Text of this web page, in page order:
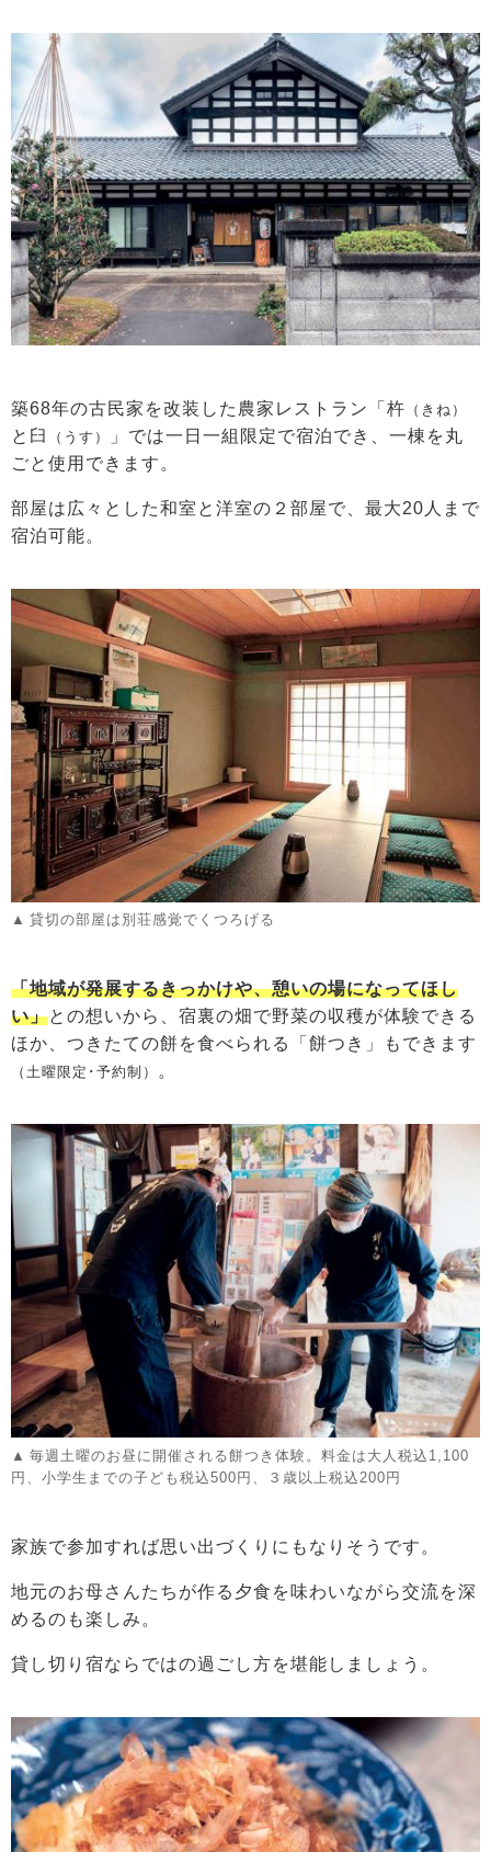
築68年の古民家を改装した農家レストラン「杵 （きね）
と臼 （うす）
」では一日一組限定で宿泊でき、一棟を丸
ごと使用できます。
部屋は広々とした和室と洋室の２部屋で、最大20人まで
宿泊可能。
貸切の部屋は別荘感覚でくつろげる
「地域が発展するきっかけや、憩いの場になってほし
い」との想いから、宿裏の畑で野菜の収穫が体験できる
ほか、つきたての餅を食べられる「餅つき」もできます
（土曜限定･予約制） 。
毎週土曜のお昼に開催される餅つき体験。料金は大人税込1,100
円、小学生までの子ども税込500円、３歳以上税込200円
家族で参加すれば思い出づくりにもなりそうです。
地元のお母さんたちが作る夕食を味わいながら交流を深
めるのも楽しみ。
貸し切り宿ならではの過ごし方を堪能しましょう。